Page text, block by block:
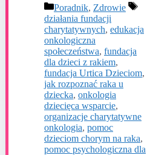
Kategorie
Poradnik, Zdrowie
Tagi
działania fundacji
charytatywnych, edukacja
onkologiczna
społeczeństwa, fundacja
dla dzieci z rakiem,
fundacja Urtica Dzieciom,
jak rozpoznać raka u
dziecka, onkologia
dziecięca wsparcie,
organizacje charytatywne
onkologia, pomoc
dzieciom chorym na raka,
pomoc psychologiczna dla